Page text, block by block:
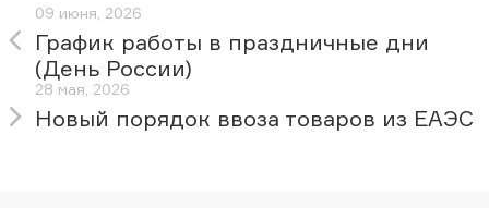
09 июня, 2026
График работы в праздничные дни
(День России)
28 мая, 2026
Новый порядок ввоза товаров из ЕАЭС